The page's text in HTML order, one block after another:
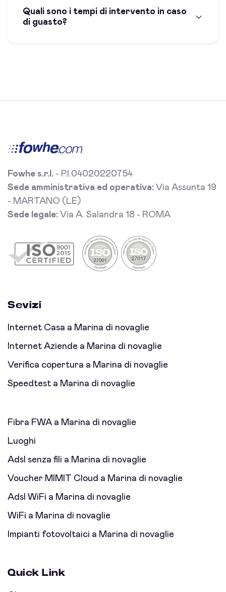
Quali sono i tempi di intervento in caso
di guasto?
Fowhe s.r.l. - P.I.04020220754
Sede amministrativa ed operativa: Via Assunta 19
- MARTANO (LE)
Sede legale: Via A. Salandra 18 - ROMA
Sevizi
Internet Casa a Marina di novaglie
Internet Aziende a Marina di novaglie
Verifica copertura a Marina di novaglie
Speedtest a Marina di novaglie
Fibra FWA a Marina di novaglie
Luoghi
Adsl senza fili a Marina di novaglie
Voucher MIMIT Cloud a Marina di novaglie
Adsl WiFi a Marina di novaglie
WiFi a Marina di novaglie
Impianti fotovoltaici a Marina di novaglie
Quick Link